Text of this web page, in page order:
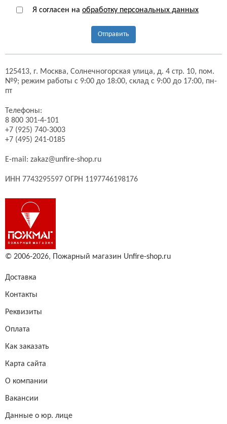
Я согласен на обработку персональных данных
Отправить
125413, г. Москва, Солнечногорская улица, д. 4 стр. 10, пом.
№9; режим работы с 9:00 до 18:00, склад с 9:00 до 17:00, пн-
пт
Телефоны:
8 800 301-4-101
+7 (925) 740-3003
+7 (495) 241-0185
E-mail: zakaz@unfire-shop.ru
ИНН 7743295597 ОГРН 1197746198176
© 2006-2026, Пожарный магазин Unfire-shop.ru
Доставка
Контакты
Реквизиты
Оплата
Как заказать
Карта сайта
О компании
Вакансии
Данные о юр. лице